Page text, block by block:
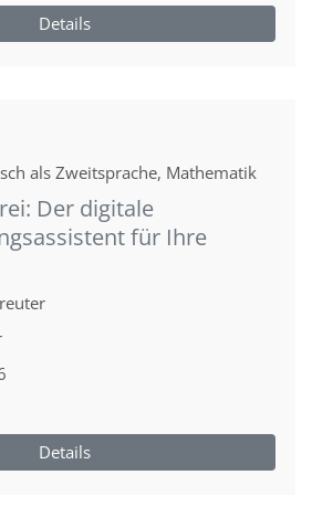
Details
als Zweitsprache, Mathematik
Der digitale
für Ihre
Details